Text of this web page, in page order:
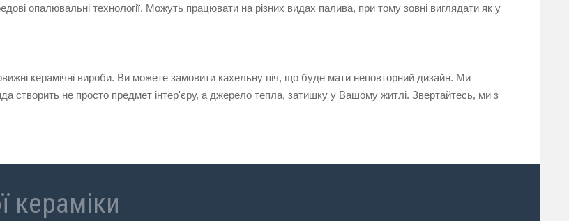
опалювальні технології. Можуть працювати на різних видах палива, при тому зовні виглядати як у
керамічні вироби. Ви можете замовити кахельну піч, що буде мати неповторний дизайн. Ми
створить не просто предмет інтер'єру, а джерело тепла, затишку у Вашому житлі. Звертайтесь, ми з
кераміки